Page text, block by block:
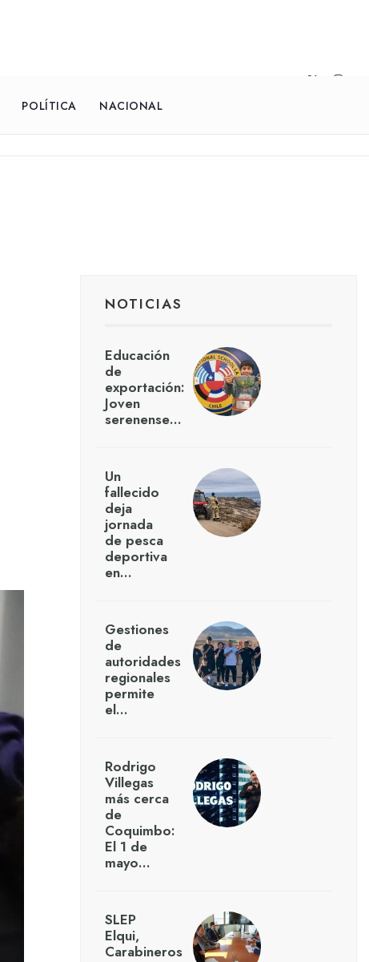
POLÍTICA NACIONAL
NOTICIAS
Educación
de
exportación:
Joven
serenense…
Un
fallecido
deja
jornada
de pesca
deportiva
en…
Gestiones
de
autoridades
regionales
permite
el…
Rodrigo
Villegas
más cerca
de
Coquimbo:
El 1 de
mayo…
SLEP
Elqui,
Carabineros